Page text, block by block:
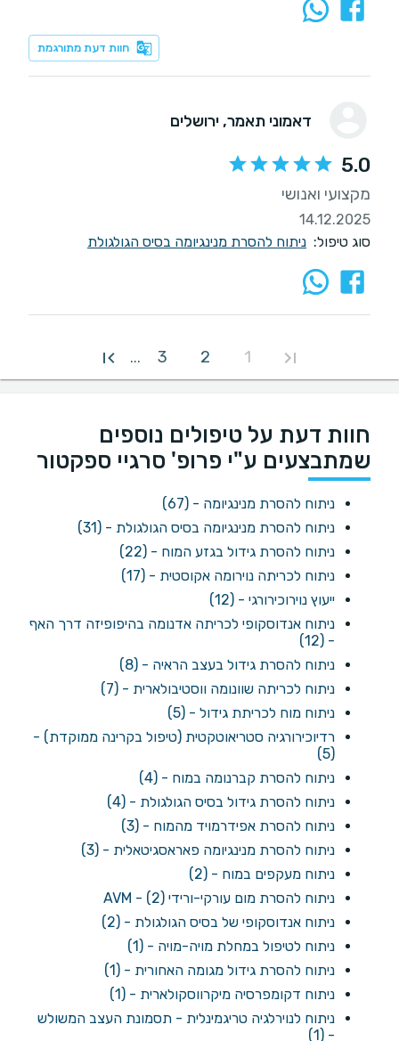
חוות דעת מתורגמת
דאמוני תאמר, ירושלים
5.0
מקצועי ואנושי
14.12.2025
סוג טיפול: ניתוח להסרת מנינגיומה בסיס הגולגולת
1
2
3
...
חוות דעת על טיפולים נוספים
שמתבצעים ע"י פרופ' סרגיי ספקטור
ניתוח להסרת מנינגיומה - (67)
ניתוח להסרת מנינגיומה בסיס הגולגולת - (31)
ניתוח להסרת גידול בגזע המוח - (22)
ניתוח לכריתה נוירומה אקוסטית - (17)
ייעוץ נוירוכירורגי - (12)
ניתוח אנדוסקופי לכריתה אדנומה בהיפופיזה דרך האף
- (12)
ניתוח להסרת גידול בעצב הראיה - (8)
ניתוח לכריתה שוונומה ווסטיבולארית - (7)
ניתוח מוח לכריתת גידול - (5)
רדיוכירורגיה סטריאוטקטית (טיפול בקרינה ממוקדת) -
(5)
ניתוח להסרת קברנומה במוח - (4)
ניתוח להסרת גידול בסיס הגולגולת - (4)
ניתוח להסרת אפידרמויד מהמוח - (3)
ניתוח להסרת מנינגיומה פאראסגיטאלית - (3)
ניתוח מעקפים במוח - (2)
ניתוח להסרת מום עורקי-ורידי AVM - (2)
ניתוח אנדוסקופי של בסיס הגולגולת - (2)
ניתוח לטיפול במחלת מויה-מויה - (1)
ניתוח להסרת גידול מגומה האחורית - (1)
ניתוח דקומפרסיה מיקרווסקולארית - (1)
ניתוח לנוירלגיה טריגמינלית - תסמונת העצב המשולש
- (1)